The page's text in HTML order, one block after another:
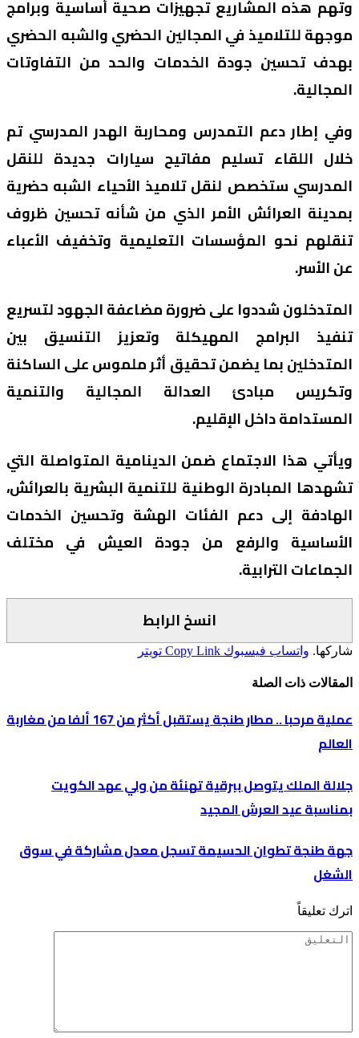
وتهم هذه المشاريع تجهيزات صحية أساسية وبرامج
موجهة للتلاميذ في المجالين الحضري والشبه الحضري
بهدف تحسين جودة الخدمات والحد من التفاوتات
المجالية.
وفي إطار دعم التمدرس ومحاربة الهدر المدرسي تم
خلال اللقاء تسليم مفاتيح سيارات جديدة للنقل
المدرسي ستخصص لنقل تلاميذ الأحياء الشبه حضرية
بمدينة العرائش الأمر الذي من شأنه تحسين ظروف
تنقلهم نحو المؤسسات التعليمية وتخفيف الأعباء
عن الأسر.
المتدخلون شددوا على ضرورة مضاعفة الجهود لتسريع
تنفيذ البرامج المهيكلة وتعزيز التنسيق بين
المتدخلين بما يضمن تحقيق أثر ملموس على الساكنة
وتكريس مبادئ العدالة المجالية والتنمية
المستدامة داخل الإقليم.
ويأتي هذا الاجتماع ضمن الدينامية المتواصلة التي
تشهدها المبادرة الوطنية للتنمية البشرية بالعرائش،
الهادفة إلى دعم الفئات الهشة وتحسين الخدمات
الأساسية والرفع من جودة العيش في مختلف
الجماعات الترابية.
انسخ الرابط
شاركها. واتساب فيسبوك Copy Link تويتر
المقالات ذات الصلة
عملية مرحبا .. مطار طنجة يستقبل أكثر من 167 ألفا من مغاربة
العالم
جلالة الملك يتوصل ببرقية تهنئة من ولي عهد الكويت
بمناسبة عيد العرش المجيد
جهة طنجة تطوان الحسيمة تسجل معدل مشاركة في سوق
الشغل
اترك تعليقاً